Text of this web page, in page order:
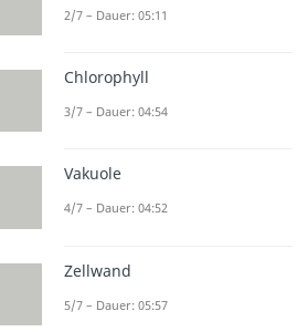
2/7 – Dauer: 05:11
Chlorophyll
3/7 – Dauer: 04:54
Vakuole
4/7 – Dauer: 04:52
Zellwand
5/7 – Dauer: 05:57